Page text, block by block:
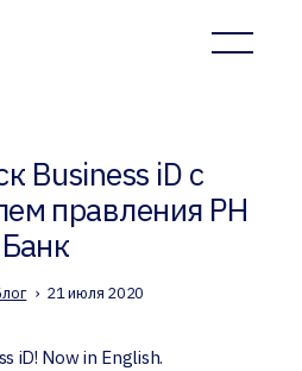
Business iD с
правления РН
Банк
› 21 июля 2020
iD! Now in English.